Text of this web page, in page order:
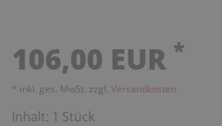
106,00 EUR *
* inkl. ges. MwSt. zzgl. Versandkosten
Inhalt: 1 Stück